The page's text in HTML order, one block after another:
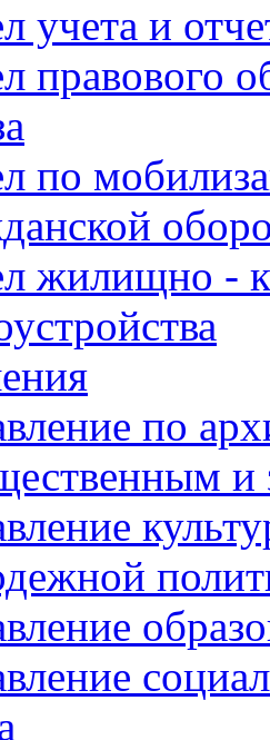
учета и
правового
по
жилищно -
по
и